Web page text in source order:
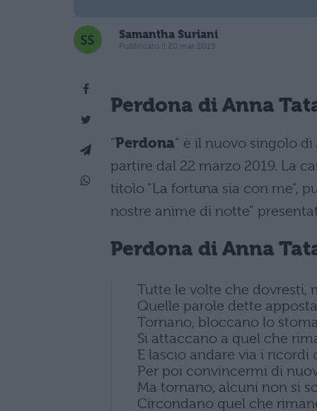
Samantha Suriani
Pubblicato il 20 mar 2019
Perdona di Anna
“Perdona” è il nuovo singolo di
partire dal 22 marzo 2019. La
titolo “La fortuna sia con me”,
nostre anime di notte”
Perdona di Anna
Tutte le volte che dovresti,
Quelle parole dette
Tornano, bloccano lo
Si attaccano a quel che
E lascio andare via i ricordi
Per poi convincermi di
Ma tornano, alcuni non si
Circondano quel che